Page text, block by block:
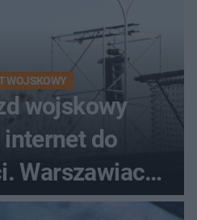
WOJSKOWY
wojskowy
internet do
Warszawiacy
Mad Max!